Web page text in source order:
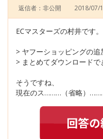
返信者：非公開 2018/07/
ECマスターズの村井です。
> ヤフーショッピングの追
> まとめてダウンロードで
そうですね、
現在のス………（省略）